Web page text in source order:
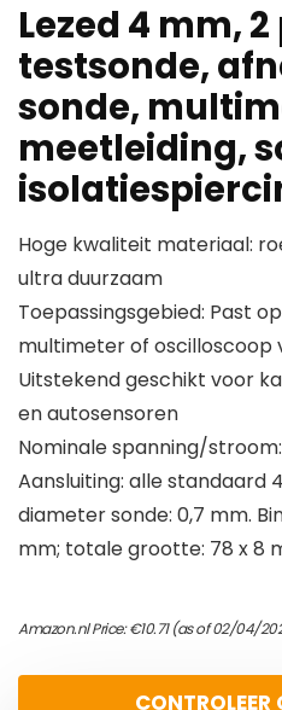
Lezed 4 mm,
testsonde,
sonde,
meetleiding,
Hoge kwaliteit materiaal:
ultra duurzaam
Toepassingsgebied: Past
multimeter of oscilloscoop
Uitstekend geschikt voor
en autosensoren
Nominale spanning/
Aansluiting: alle standaard
diameter sonde: 0,7 mm.
mm; totale grootte: 78 x 8
Amazon.nl Price:€10.71(as of 02/04/